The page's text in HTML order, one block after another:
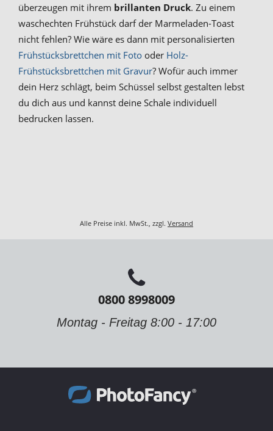
überzeugen mit ihrem brillanten Druck. Zu einem
waschechten Frühstück darf der Marmeladen-Toast
nicht fehlen? Wie wäre es dann mit personalisierten
Frühstücksbrettchen mit Foto oder Holz-
Frühstücksbrettchen mit Gravur? Wofür auch immer
dein Herz schlägt, beim Schüssel selbst gestalten lebst
du dich aus und kannst deine Schale individuell
bedrucken lassen.
Alle Preise inkl. MwSt., zzgl. Versand
0800 8998009
Montag - Freitag 8:00 - 17:00